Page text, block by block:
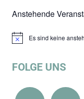
Anstehende
HinweisEs sind keine
FOLGE UNS